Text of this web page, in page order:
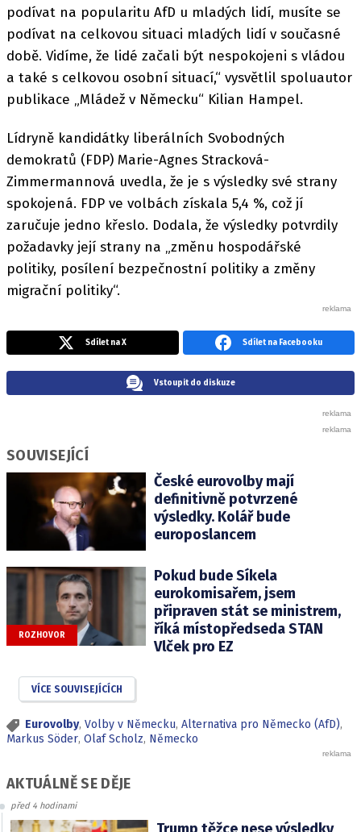
podívat na popularitu AfD u mladých lidí, musíte se
podívat na celkovou situaci mladých lidí v současné
době. Vidíme, že lidé začali být nespokojeni s vládou
a také s celkovou osobní situací,“ vysvětlil spoluautor
publikace „Mládež v Německu“ Kilian Hampel.
Lídryně kandidátky liberálních Svobodných
demokratů (FDP) Marie-Agnes Stracková-
Zimmermannová uvedla, že je s výsledky své strany
spokojená. FDP ve volbách získala 5,4 %, což jí
zaručuje jedno křeslo. Dodala, že výsledky potvrdily
požadavky její strany na „změnu hospodářské
politiky, posílení bezpečnostní politiky a změny
migrační politiky“.
Sdílet na X Sdílet na Facebooku
Vstoupit do diskuze
SOUVISEJÍCÍ
České eurovolby mají
definitivně potvrzené
výsledky. Kolář bude
europoslancem
ROZHOVOR
Pokud bude Síkela
eurokomisařem, jsem
připraven stát se ministrem,
říká místopředseda STAN
Vlček pro EZ
VÍCE SOUVISEJÍCÍCH
Eurovolby, Volby v Německu, Alternativa pro Německo (AfD),
Markus Söder, Olaf Scholz, Německo
AKTUÁLNĚ SE DĚJE
před 4 hodinami